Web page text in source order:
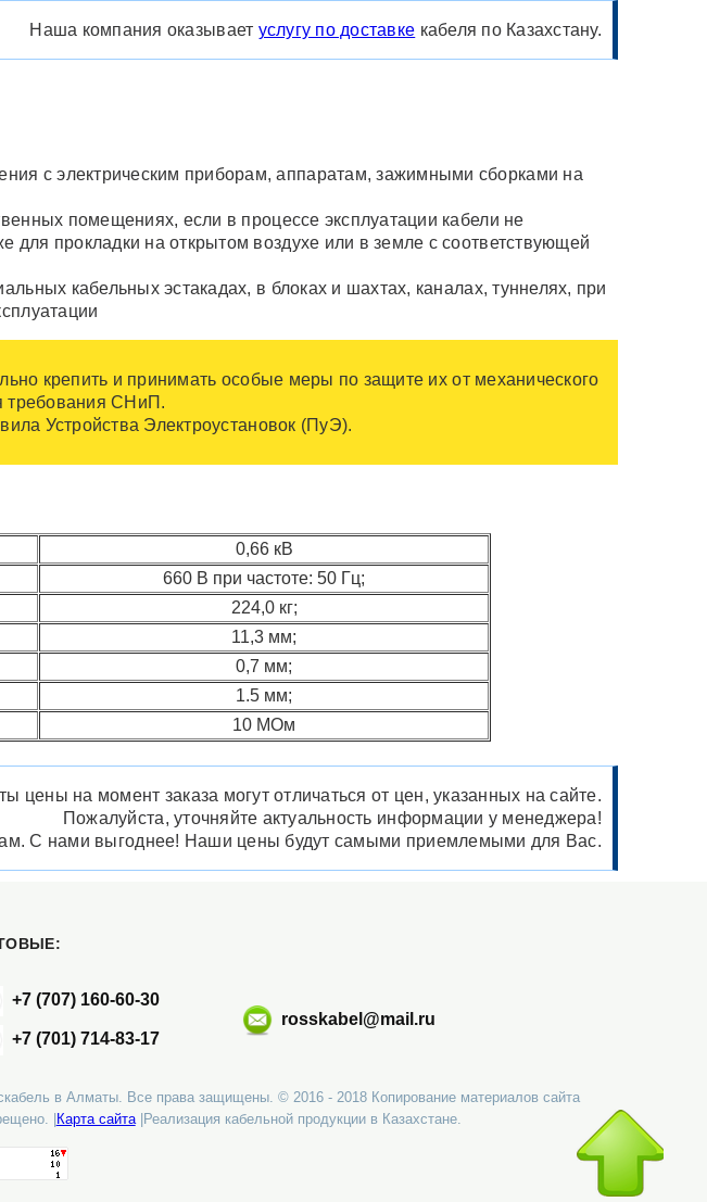
Наша компания оказывает услугу по доставке кабеля по Казахстану.
с электрическим приборам, аппаратам, зажимными сборками на
помещениях, если в процессе эксплуатации кабели не
прокладки на открытом воздухе или в земле с соответствующей
кабельных эстакадах, в блоках и шахтах, каналах, туннелях, при
крепить и принимать особые меры по защите их от механического
требования СНиП.
Устройства Электроустановок (ПуЭ).
0,66 кВ
660 В при частоте: 50 Гц;
224,0 кг;
11,3 мм;
0,7 мм;
1.5 мм;
10 МОм
цены на момент заказа могут отличаться от цен, указанных на сайте.
Пожалуйста, уточняйте актуальность информации у менеджера!
С нами выгоднее! Наши цены будут самыми приемлемыми для Вас.
+7 (707) 160-60-30
+7 (701) 714-83-17
rosskabel@mail.ru
в Алматы. Все права защищены. © 2016 - 2018 Копирование материалов сайта
|
Карта сайта|Реализация кабельной продукции в Казахстане.